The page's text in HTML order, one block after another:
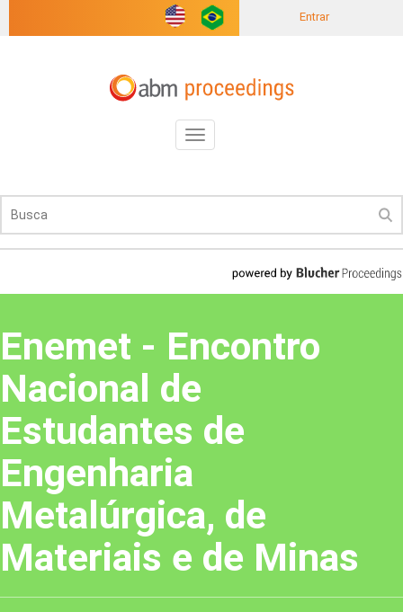
Entrar
Toggle
navigation
Enemet - Encontro
Nacional de
Estudantes de
Engenharia
Metalúrgica, de
Materiais e de Minas